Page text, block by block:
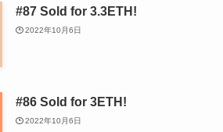
#87 Sold for 3.3ETH!
2022年10月6日
#86 Sold for 3ETH!
2022年10月6日